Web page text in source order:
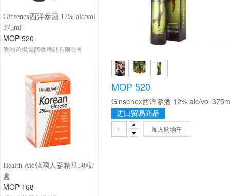
Ginsenex西洋參酒 12% alc/vol
375ml
MOP 520
澳淘跨境電商供應鏈有限公司
Health Aid韓國人蔘精華50粒/
盒
MOP 168
MOP 520
Ginsenex西洋參酒 12% alc/vol
进口贸易商品
加入购物车